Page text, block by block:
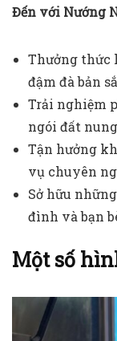
Đến với Nướng
Thưởng thức
đậm đà bản
Trải nghiệm
ngói đất
Tận hưởng
vụ chuyên
Sở hữu
đình và bạn
Một số